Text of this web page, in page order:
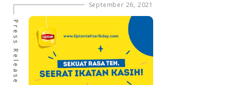
September 26, 2021
Press Release